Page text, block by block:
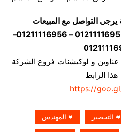
يرجى التواصل مع المبيعات
موبايل 01211116954 – 01211116955 – 01211116956–
عناوين و لوكيشنات فروع الشركة
الرابط
https://
التحضير المهندس